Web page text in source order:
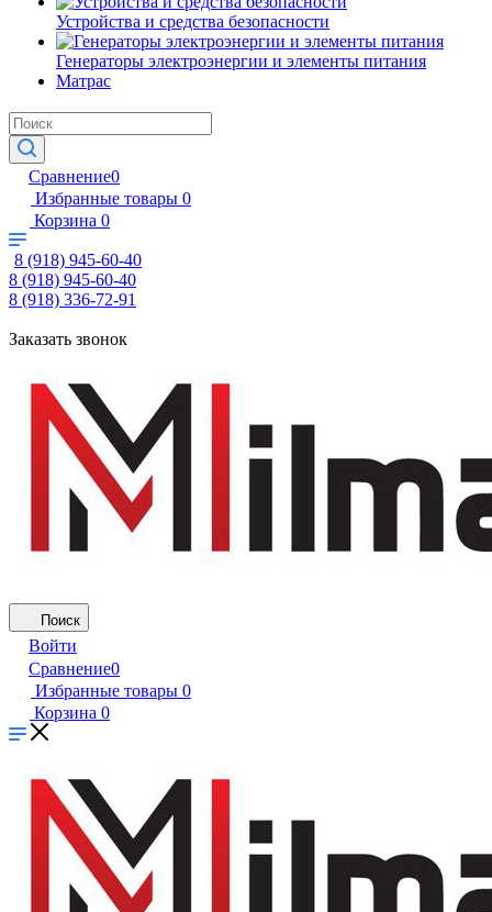
Устройства и средства безопасности
Генераторы электроэнергии и элементы питания
Матрас
Сравнение0
Избранные товары 0
Корзина 0
8 (918) 945-60-40
8 (918) 945-60-40
8 (918) 336-72-91
Заказать звонок
Поиск
Войти
Сравнение0
Избранные товары 0
Корзина 0